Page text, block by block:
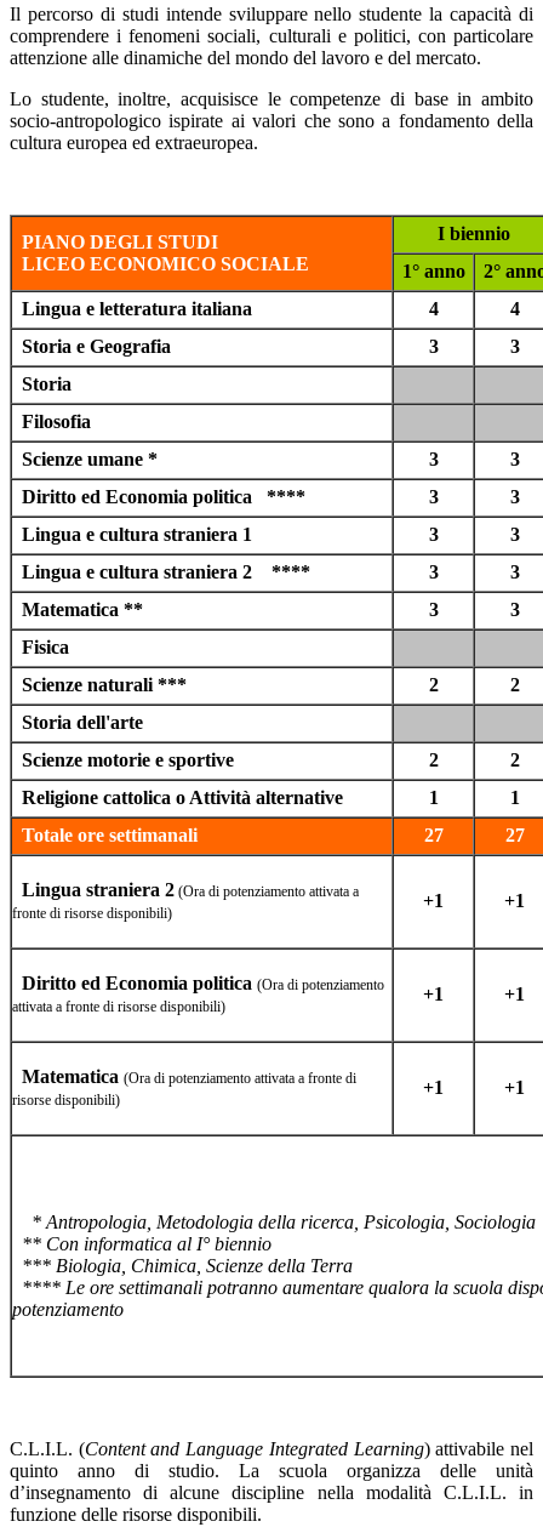
Il percorso di studi intende sviluppare nello studente la capacità di
comprendere i fenomeni sociali, culturali e politici, con particolare
attenzione alle dinamiche del mondo del lavoro e del mercato.
Lo studente, inoltre, acquisisce le competenze di base in ambito
socio-antropologico ispirate ai valori che sono a fondamento della
cultura europea ed extraeuropea.
PIANO DEGLI STUDI
LICEO ECONOMICO SOCIALE
I biennio
1° anno
2°
Lingua e letteratura italiana
4
4
Storia e Geografia
3
3
Storia
Filosofia
Scienze umane *
3
3
Diritto ed Economia politica ****
3
3
Lingua e cultura straniera 1
3
3
Lingua e cultura straniera 2 ****
3
3
Matematica **
3
3
Fisica
Scienze naturali ***
2
2
Storia dell'arte
Scienze motorie e sportive
2
2
Religione cattolica o Attività alternative
1
1
Totale ore settimanali
27 27
Lingua straniera 2 (Ora di potenziamento attivata a
fronte di risorse disponibili)
+1 +1
Diritto ed Economia politica (Ora di potenziamento
attivata a fronte di risorse disponibili)
+1 +1
Matematica (Ora di potenziamento attivata a fronte di
risorse disponibili)
+1 +1
* Antropologia, Metodologia della ricerca, Psicologia, Sociologia
** Con informatica al I° biennio
*** Biologia, Chimica, Scienze della Terra
**** Le ore settimanali potranno aumentare qualora la
potenziamento
C.L.I.L. (Content and Language Integrated Learning) attivabile nel
quinto anno di studio. La scuola organizza delle unità
d’insegnamento di alcune discipline nella modalità C.L.I.L. in
funzione delle risorse disponibili.